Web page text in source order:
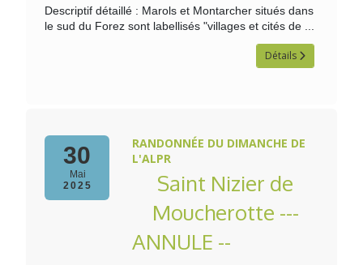
Descriptif détaillé : Marols et Montarcher situés dans
le sud du Forez sont labellisés "villages et cités de ...
Détails
30
Mai
2025
RANDONNÉE DU DIMANCHE DE
L'ALPR
Saint Nizier de
Moucherotte ---
ANNULE --